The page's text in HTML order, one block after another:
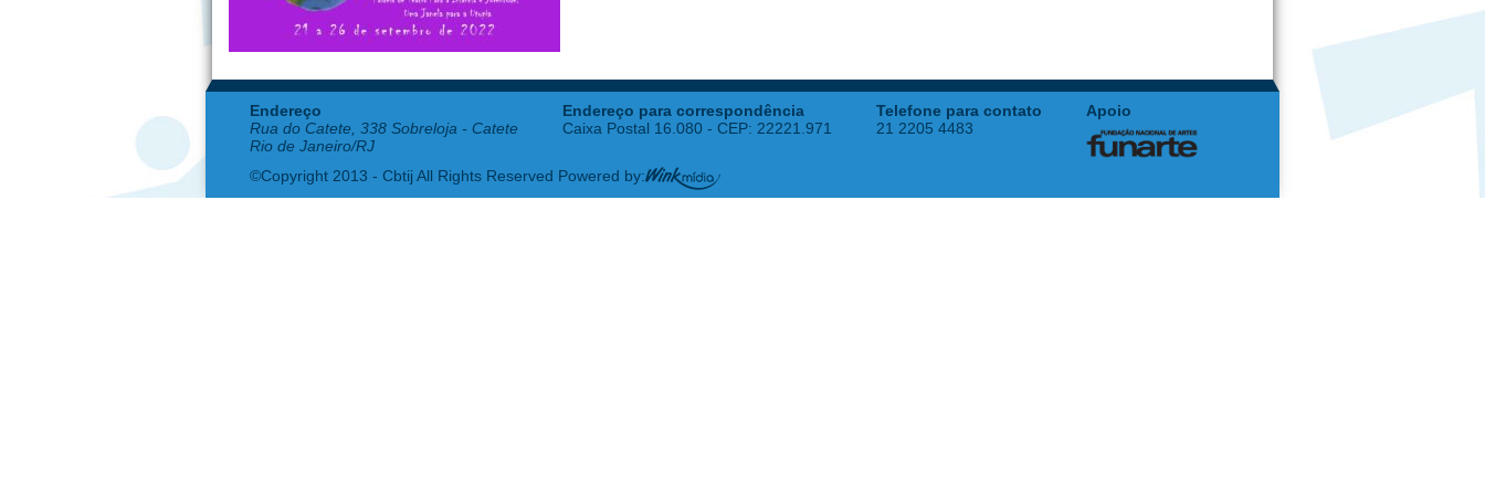
Endereço
Rua do Catete, 338 Sobreloja - Catete
Rio de Janeiro/RJ
Endereço para correspondência
Caixa Postal 16.080 - CEP: 22221.971
Telefone para contato
21 2205 4483
Apoio
©Copyright 2013 - Cbtij All Rights Reserved Powered by: